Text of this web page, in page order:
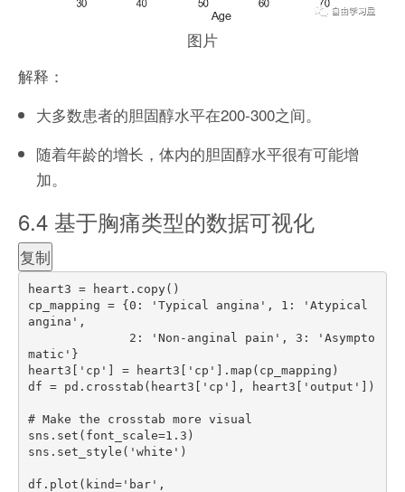
图片
解释：
大多数患者的胆固醇水平在200-300之间。
随着年龄的增长，体内的胆固醇水平很有可能增
加。
6.4 基于胸痛类型的数据可视化
复制
heart3 = heart . copy( )
cp_mapping = {0 : 'Typical angina' , 1 :
'Atypical
angina' ,
2 : 'Non-anginal pain' , 3 :
'Asympto
matic' }
heart3 [ 'cp' ] = heart3 [ 'cp' ] . map ( cp_mapping )
df = pd . crosstab ( heart3 [ 'cp' ] , heart3 [ 'output' ] )
# Make the crosstab more visual
sns . set ( font_scale=1.3 )
sns . set_style ( 'white' )
df . plot ( kind='bar' ,